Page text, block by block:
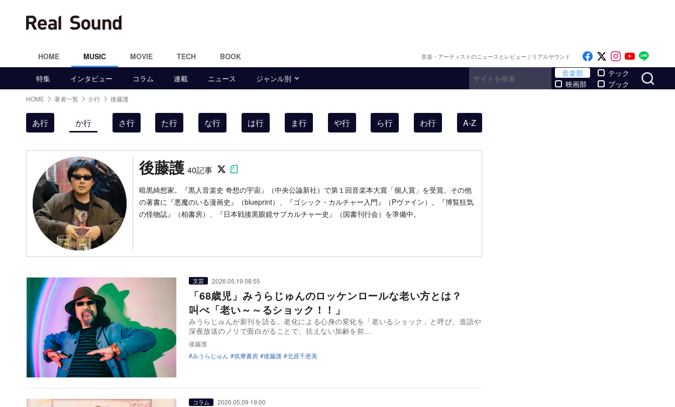
HOME MUSIC MOVIE TECH BOOK 音楽・アーティストのニュースとレビュー｜リアルサウンド Like on Facebook
Follow on x
Follow on
Follow
特集 インタビュー コラム 連載 ニュース ジャンル別
音楽部
映画部
テック
ブック
HOME 著者一覧 か行 後藤護
あ行 か行 さ行 た行 な行 は行 ま行 や行 ら行 わ行 A-Z
後藤護 40記事 Follow on SNS
Follow on SNS
暗黒綺想家。『黒人音楽史 奇想の宇宙』（中央公論新社）で第１回音楽本大賞「個人賞」を受賞。その他
の著書に『悪魔のいる漫画史』（blueprint）、『ゴシック・カルチャー入門』（Pヴァイン）。『博覧狂気
の怪物誌』（柏書房）、『日本戦後黒眼鏡サブカルチャー史』（国書刊行会）を準備中。
文芸 2026.05.19 08:55
「68歳児」みうらじゅんのロッケンロールな老い方とは？
叫べ「老い～～るショック！！」
みうらじゅんが新刊を語る。老化による心身の変化を「老いるショック」と呼び、造語や
深夜放送のノリで面白がることで、抗えない加齢を前…
後藤護
みうらじゅん
筑摩書房 後藤護 北原千恵美
コラム 2026.05.09 19:00